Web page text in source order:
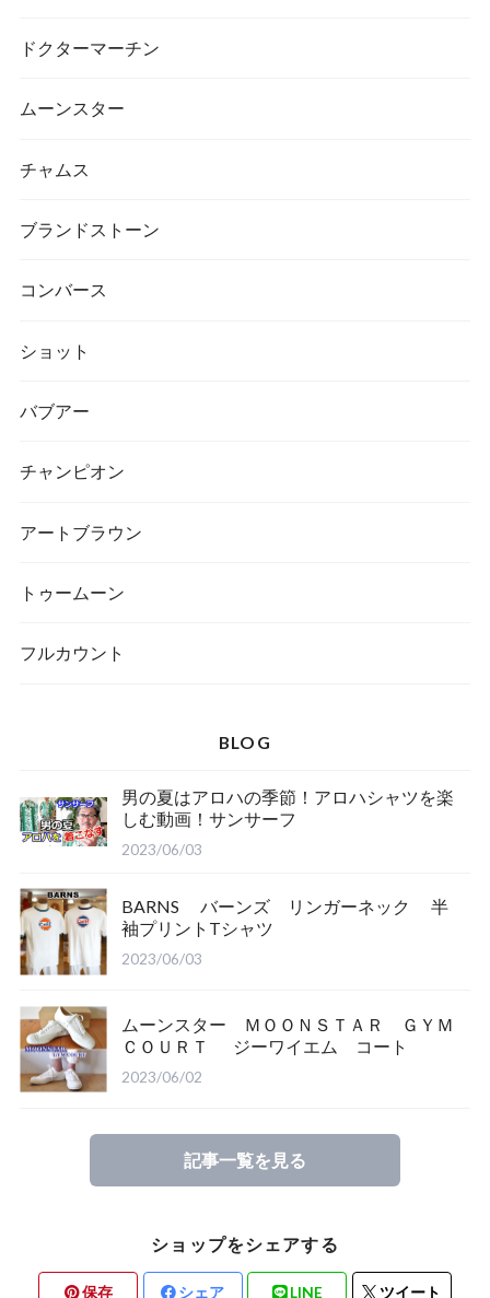
ドクターマーチン
ムーンスター
チャムス
ブランドストーン
コンバース
ショット
バブアー
チャンピオン
アートブラウン
トゥームーン
フルカウント
BLOG
男の夏はアロハの季節！アロハシャツを楽
しむ動画！サンサーフ
2023/06/03
BARNS バーンズ リンガーネック 半
袖プリントTシャツ
2023/06/03
ムーンスター ＭＯＯＮＳＴＡＲ ＧＹＭ
ＣＯＵＲＴ ジーワイエム コート
2023/06/02
記事一覧を見る
ショップをシェアする
保存 シェア LINE ツイート